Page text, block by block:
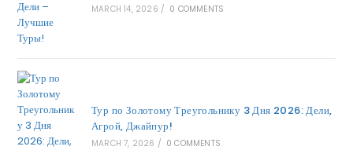
MARCH 14, 2026 / 0 COMMENTS
Тур по Золотому Треугольнику 3 Дня 2026: Дели,
Агрой, Джайпур!
MARCH 7, 2026 / 0 COMMENTS